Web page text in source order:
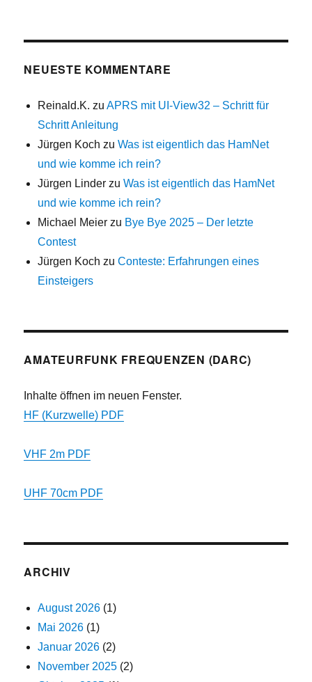
NEUESTE KOMMENTARE
Reinald.K. zuAPRS mit UI-View32 – Schritt für
Schritt Anleitung
Jürgen Koch zuWas ist eigentlich das HamNet
und wie komme ich rein?
Jürgen Linder zuWas ist eigentlich das HamNet
und wie komme ich rein?
Michael Meier zu Bye Bye 2025 – Der letzte
Contest
Jürgen Koch zuConteste: Erfahrungen eines
Einsteigers
AMATEURFUNK FREQUENZEN (DARC)
Inhalte öffnen im neuen Fenster.
HF (Kurzwelle) PDF
VHF 2m PDF
UHF 70cm PDF
ARCHIV
August 2026 (1)
Mai 2026 (1)
Januar 2026 (2)
November 2025 (2)